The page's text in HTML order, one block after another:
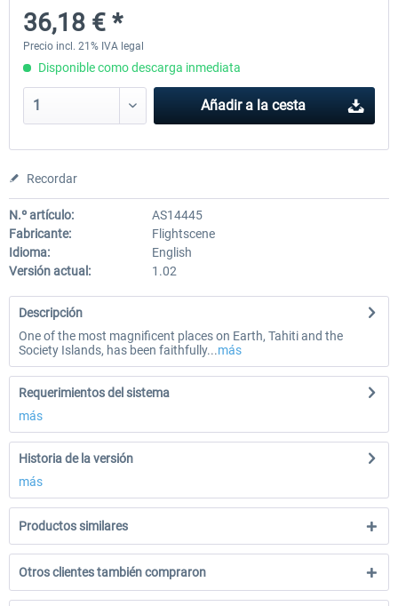
11,13 € *
36,18 € *
Precio incl. 21% IVA legal
Disponible como descarga inmediata
Añadir a la cesta
Recordar
N.º artículo:
AS14445
Fabricante:
Flightscene
Idioma:
English
Versión actual:
1.02
Descripción
One of the most magnificent places on Earth, Tahiti and the
Society Islands, has been faithfully...más
Requerimientos del sistema
más
Historia de la versión
más
Productos similares
Otros clientes también compraron